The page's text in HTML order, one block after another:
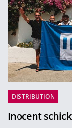
DISTRIBUTION
Inocent